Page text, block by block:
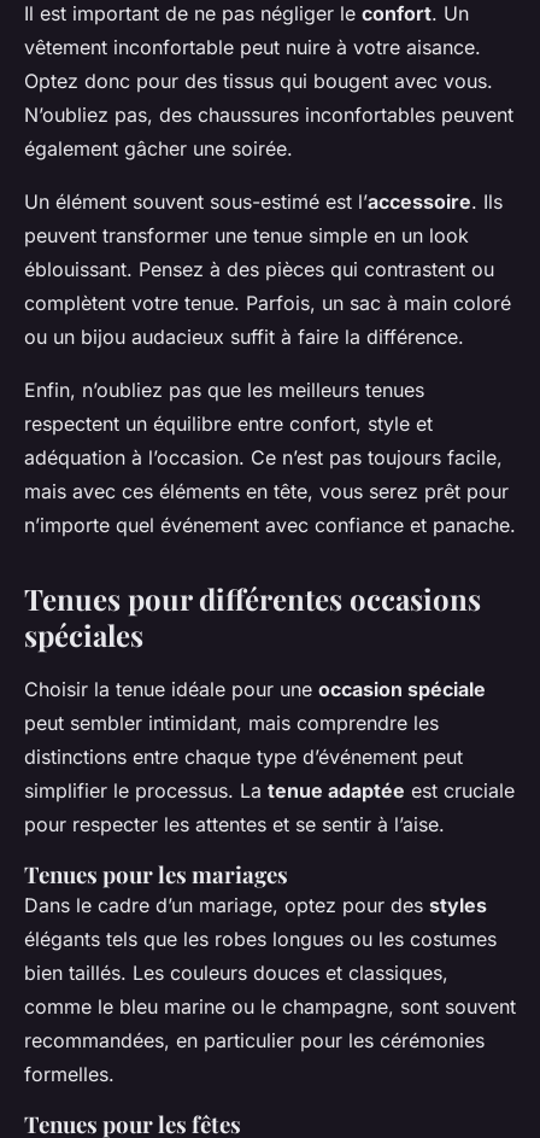
Il est important de ne pas négliger le confort. Un
vêtement inconfortable peut nuire à votre aisance.
Optez donc pour des tissus qui bougent avec vous.
N’oubliez pas, des chaussures inconfortables peuvent
également gâcher une soirée.
Un élément souvent sous-estimé est l’accessoire. Ils
peuvent transformer une tenue simple en un look
éblouissant. Pensez à des pièces qui contrastent ou
complètent votre tenue. Parfois, un sac à main coloré
ou un bijou audacieux suffit à faire la différence.
Enfin, n’oubliez pas que les meilleurs tenues
respectent un équilibre entre confort, style et
adéquation à l’occasion. Ce n’est pas toujours facile,
mais avec ces éléments en tête, vous serez prêt pour
n’importe quel événement avec confiance et panache.
Tenues pour différentes occasions
spéciales
Choisir la tenue idéale pour une occasion spéciale
peut sembler intimidant, mais comprendre les
distinctions entre chaque type d’événement peut
simplifier le processus. La tenue adaptée est cruciale
pour respecter les attentes et se sentir à l’aise.
Tenues pour les mariages
Dans le cadre d’un mariage, optez pour des styles
élégants tels que les robes longues ou les costumes
bien taillés. Les couleurs douces et classiques,
comme le bleu marine ou le champagne, sont souvent
recommandées, en particulier pour les cérémonies
formelles.
Tenues pour les fêtes